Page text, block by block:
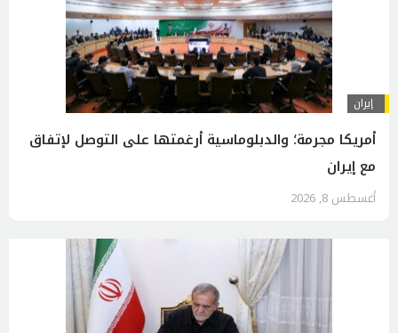
إيران
أمريكا مجرمة؛ والدبلوماسية أرغمتها على التوصل لإتفاق
مع إيران
أغسطس 8, 2026